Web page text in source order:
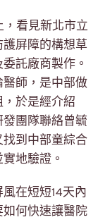
看見新北市立
屏障的構想草
託廠商製作。
師，是中部做
於是經介紹
團隊聯絡曾毓
到中部童綜合
地驗證。
在短短14天內
何快速讓醫院